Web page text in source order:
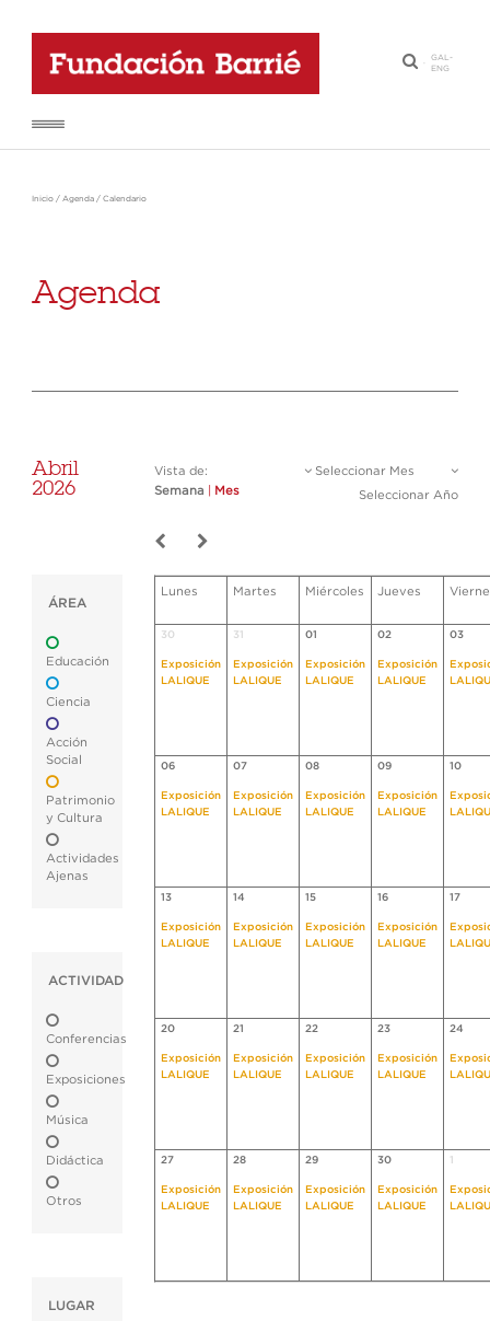
·
GAL-
ENG
Inicio / Agenda / Calendario
Agenda
Abril
2026
Vista de:
Semana
Mes
Seleccionar Mes
Seleccionar Año
ÁREA
Educación
Ciencia
Acción
Social
Patrimonio
y Cultura
Actividades
Ajenas
ACTIVIDAD
Conferencias
Exposiciones
Música
Didáctica
Otros
LUGAR
Lunes Martes Miércoles Jueves
30
Exposición
LALIQUE
31
Exposición
LALIQUE
01
Exposición
LALIQUE
02
Exposición
LALIQUE
03
06
Exposición
LALIQUE
07
Exposición
LALIQUE
08
Exposición
LALIQUE
09
Exposición
LALIQUE
10
13
Exposición
LALIQUE
14
Exposición
LALIQUE
15
Exposición
LALIQUE
16
Exposición
LALIQUE
17
20
Exposición
LALIQUE
21
Exposición
LALIQUE
22
Exposición
LALIQUE
23
Exposición
LALIQUE
24
27
Exposición
LALIQUE
28
Exposición
LALIQUE
29
Exposición
LALIQUE
30
Exposición
LALIQUE